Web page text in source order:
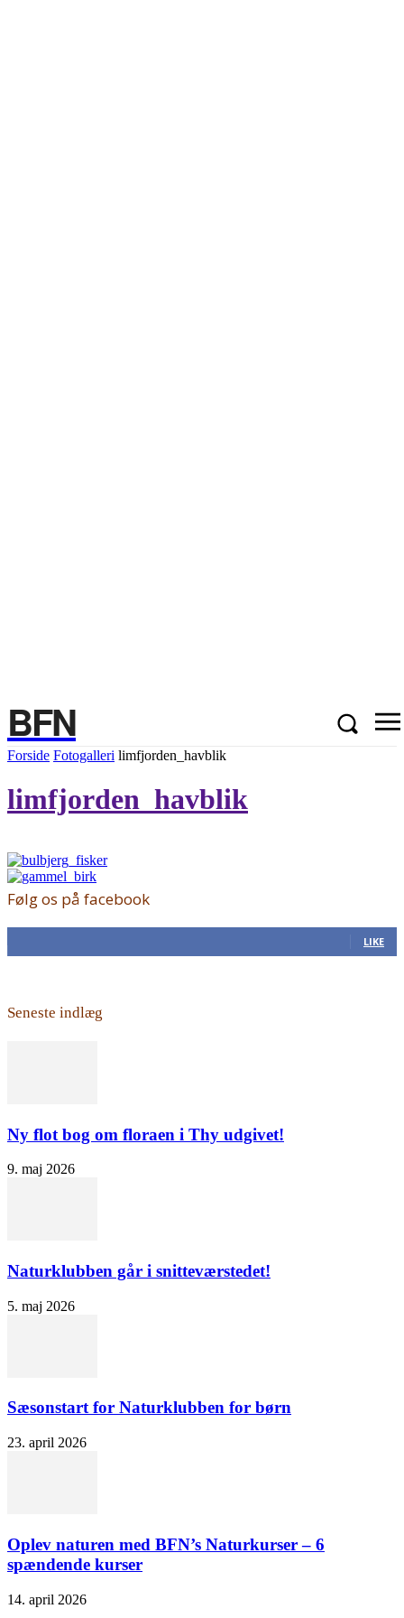
BFN
Forside Fotogalleri limfjorden_havblik
limfjorden_havblik
Følg os på facebook
LIKE
Seneste indlæg
Ny flot bog om floraen i Thy udgivet!
9. maj 2026
Naturklubben går i snitteværstedet!
5. maj 2026
Sæsonstart for Naturklubben for børn
23. april 2026
Oplev naturen med BFN’s Naturkurser – 6
spændende kurser
14. april 2026